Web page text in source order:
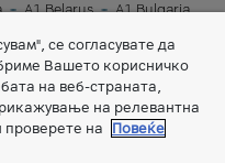
A1 Belarus
A1 Bulgaria
A1 Digital
се согласувате да
Вашето корисничко
на веб-страната,
на релевантна
на
Повеќе